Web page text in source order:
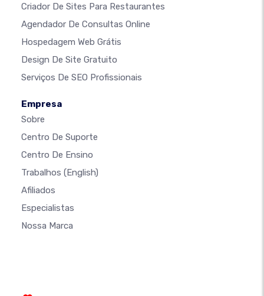
Criador De Sites Para Restaurantes
Agendador De Consultas Online
Hospedagem Web Grátis
Design De Site Gratuito
Serviços De SEO Profissionais
Empresa
Sobre
Centro De Suporte
Centro De Ensino
Trabalhos (English)
Afiliados
Especialistas
Nossa Marca